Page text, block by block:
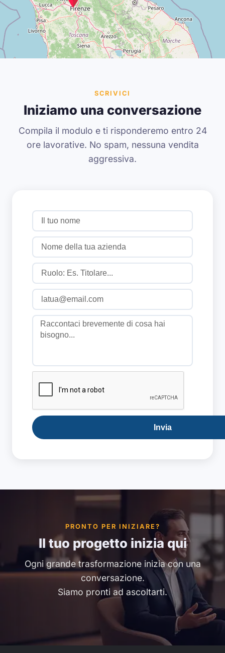
SCRIVICI
Iniziamo una conversazione
Compila il modulo e ti risponderemo entro 24
ore lavorative. No spam, nessuna vendita
aggressiva.
Invia
PRONTO PER INIZIARE?
Il tuo progetto inizia qui
Ogni grande trasformazione inizia con una
conversazione.
Siamo pronti ad ascoltarti.